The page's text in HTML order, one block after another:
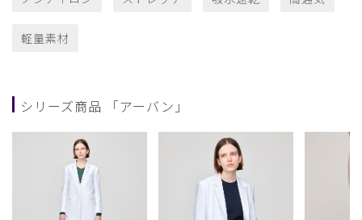
軽量素材
シリーズ商品 「アーバン」